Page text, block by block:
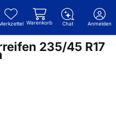
Warenkorb Chat Anmelden
235/45 R17